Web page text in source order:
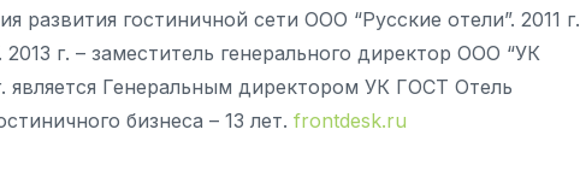
развития гостиничной сети ООО “Русские отели”. 2011 г.
г. – заместитель генерального директор ООО “УК
Генеральным директором УК ГОСТ Отель
бизнеса – 13 лет. frontdesk.ru